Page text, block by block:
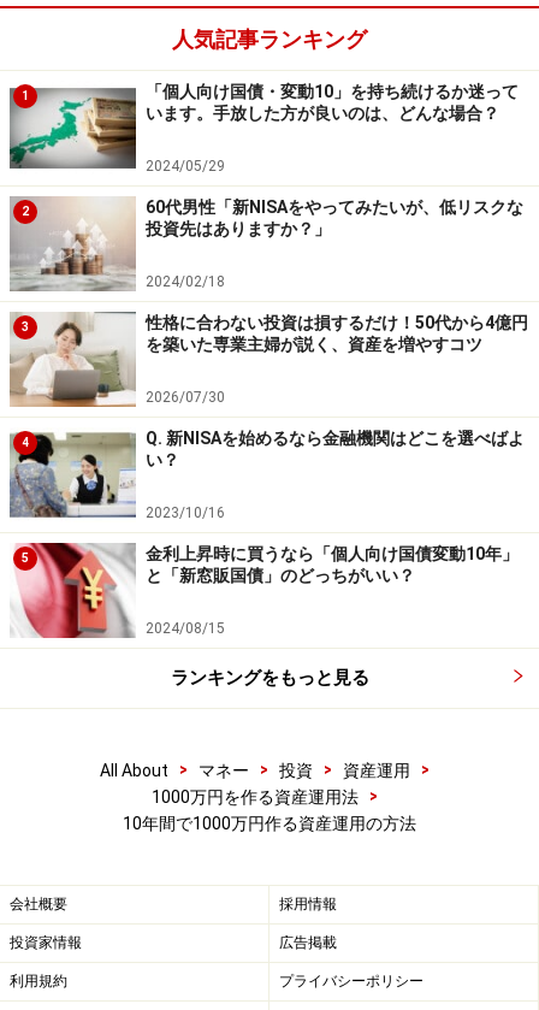
楽天市場で資産運用関連の書籍をチェック！
【編集部からのお知らせ】
・「家計」について、
中です！
※抽選で20名にAmazonギフト券1000円分プレゼント
※謝礼付きの限定アンケートやモニター企画に参加が可能に
なります
人気記事ランキング
1
「個人向け国債・変動10」を持ち続けるか迷って
います。手放した方が良いのは、どんな場合？
2024/05/29
2
60代男性「新NISAをやってみたいが、低リスクな
投資先はありますか？」
2024/02/18
3
性格に合わない投資は損するだけ！50代から4億円
を築いた専業主婦が説く、資産を増やすコツ
2026/07/30
4
Q. 新NISAを始めるなら金融機関はどこを選べばよ
い？
2023/10/16
5
金利上昇時に買うなら「個人向け国債変動10年」
と「新窓販国債」のどっちがいい？
2024/08/15
ランキングをもっと見る
All About > マネー > 投資 > 資産運用
>
1000万円を作る資産運用法
>
10年間で1000万円作る資産運用の方法
会社概要 採用情報
投資家情報 広告掲載
利用規約 プライバシーポリシー